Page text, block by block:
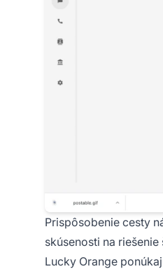
Prispôsobenie cesty
skúsenosti na
Lucky Orange